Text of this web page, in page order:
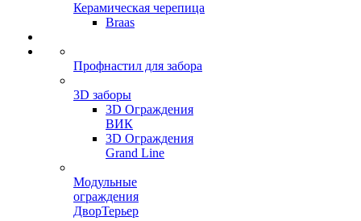
Керамическая черепица
Braas
Профнастил для забора
3D заборы
3D Ограждения
ВИК
3D Ограждения
Grand Line
Модульные
ограждения
ДворТерьер